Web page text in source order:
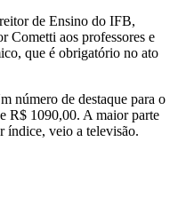
de Ensino do IFB,
Cometti aos professores e
que é obrigatório no ato
número de destaque para o
R$ 1090,00. A maior parte
índice, veio a televisão.